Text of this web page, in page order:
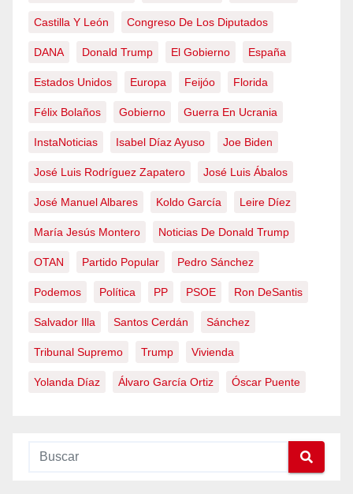
Castilla Y León Congreso De Los Diputados
DANA Donald Trump El Gobierno España
Estados Unidos Europa Feijóo Florida
Félix Bolaños Gobierno Guerra En Ucrania
InstaNoticias Isabel Díaz Ayuso Joe Biden
José Luis Rodríguez Zapatero José Luis Ábalos
José Manuel Albares Koldo García Leire Díez
María Jesús Montero Noticias De Donald Trump
OTAN Partido Popular Pedro Sánchez
Podemos Política PP PSOE Ron DeSantis
Salvador Illa Santos Cerdán Sánchez
Tribunal Supremo Trump Vivienda
Yolanda Díaz Álvaro García Ortiz Óscar Puente